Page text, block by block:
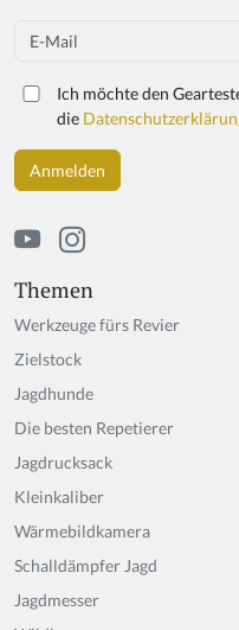
Themen
Werkzeuge fürs Revier
Zielstock
Jagdhunde
Die besten Repetierer
Jagdrucksack
Kleinkaliber
Wärmebildkamera
Schalldämpfer Jagd
Jagdmesser
Email
Ich möchte den
die